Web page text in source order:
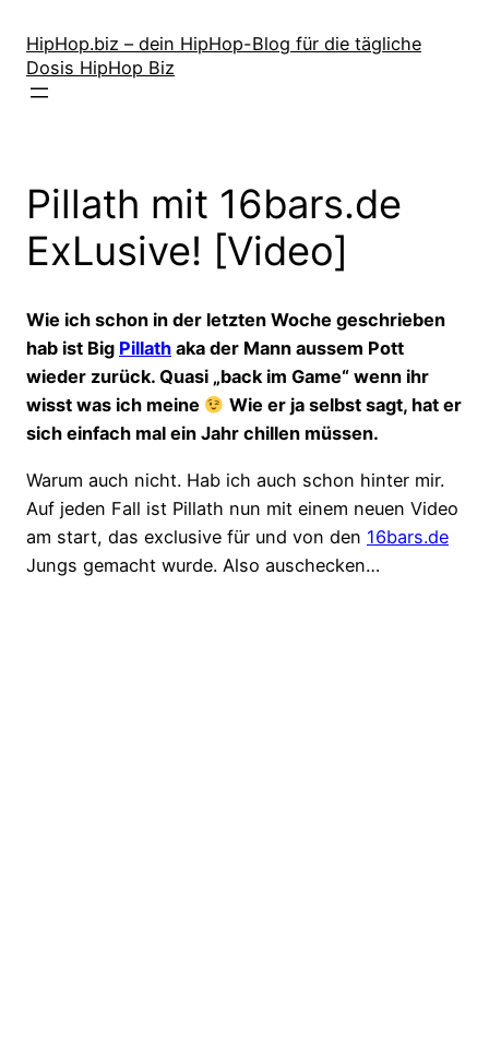
Inhalt
springen
HipHop.biz – dein HipHop-Blog für die tägliche
Dosis HipHop Biz
Pillath mit 16bars.de
ExLusive! [Video]
Wie ich schon in der letzten Woche geschrieben
hab ist Big Pillath aka der Mann aussem Pott
wieder zurück. Quasi „back im Game“ wenn ihr
wisst was ich meine
Wie er ja selbst sagt, hat er
sich einfach mal ein Jahr chillen müssen.
Warum auch nicht. Hab ich auch schon hinter mir.
Auf jeden Fall ist Pillath nun mit einem neuen Video
am start, das exclusive für und von den 16bars.de
Jungs gemacht wurde. Also auschecken…